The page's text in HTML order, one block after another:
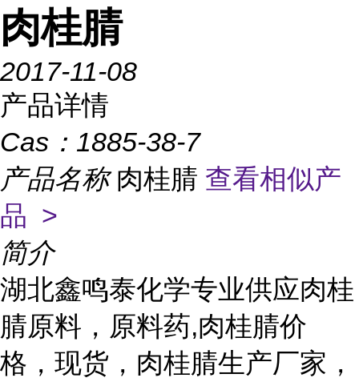
肉桂腈
2017-11-08
产品详情
Cas： 1885-38-7
产品名称肉桂腈 查看相似产
品 >
简介
湖北鑫鸣泰化学专业供应肉桂
腈原料，原料药,肉桂腈价
格，现货，肉桂腈生产厂家，